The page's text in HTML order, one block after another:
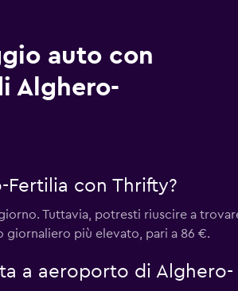
auto con
Alghero-
con Thrifty?
Tuttavia, potresti riuscire a
giornaliero più elevato, pari a 86 €.
a aeroporto di Alghero-